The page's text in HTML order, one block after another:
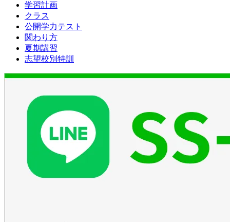
学習計画
クラス
公開学力テスト
関わり方
夏期講習
志望校別特訓